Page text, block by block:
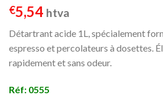
€5,54 htva
Détartrant acide 1L, spécialement
espresso et percolateurs à dosettes.
rapidement et sans odeur.
Réf: 0555